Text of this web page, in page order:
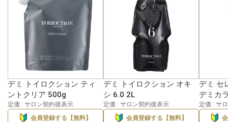
デミ トイロクション ティ
ントクリア 500g
定価 : サロン契約後表示
会員登録する【無料】
デミ トイロクション オキ
シ 6.0 2L
定価 : サロン契約後表示
会員登録する【無料】
デミ セ
デミカ
定価 : サ